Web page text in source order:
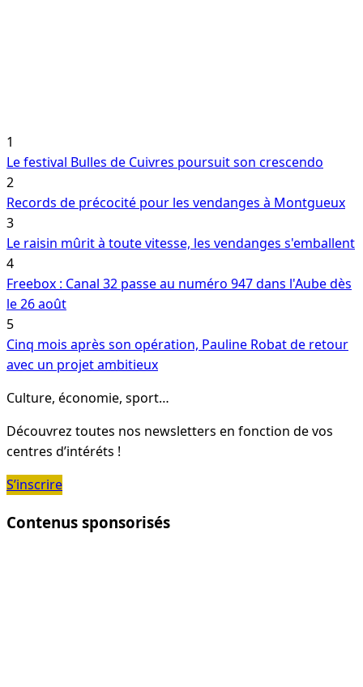
1
Le festival Bulles de Cuivres poursuit son crescendo
2
Records de précocité pour les vendanges à Montgueux
3
Le raisin mûrit à toute vitesse, les vendanges s'emballent
4
Freebox : Canal 32 passe au numéro 947 dans l'Aube dès
le 26 août
5
Cinq mois après son opération, Pauline Robat de retour
avec un projet ambitieux
Culture, économie, sport…
Découvrez toutes nos newsletters en fonction de vos
centres d’intéréts !
S’inscrire
Contenus sponsorisés